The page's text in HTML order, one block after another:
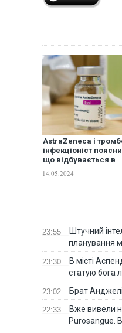
AstraZeneca і
інфекціоніст
що відбувається в
14.05.2024
23:55
Штучний
планування
23:30
В місті
статую бога
23:02 Брат
22:33
Вже вивели
Purosangue.